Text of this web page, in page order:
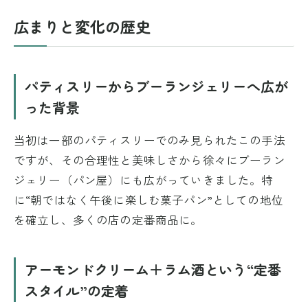
広まりと変化の歴史
パティスリーからブーランジェリーへ広が
った背景
当初は一部のパティスリーでのみ見られたこの手法
ですが、その合理性と美味しさから徐々にブーラン
ジェリー（パン屋）にも広がっていきました。特
に“朝ではなく午後に楽しむ菓子パン”としての地位
を確立し、多くの店の定番商品に。
アーモンドクリーム＋ラム酒という“定番
スタイル”の定着